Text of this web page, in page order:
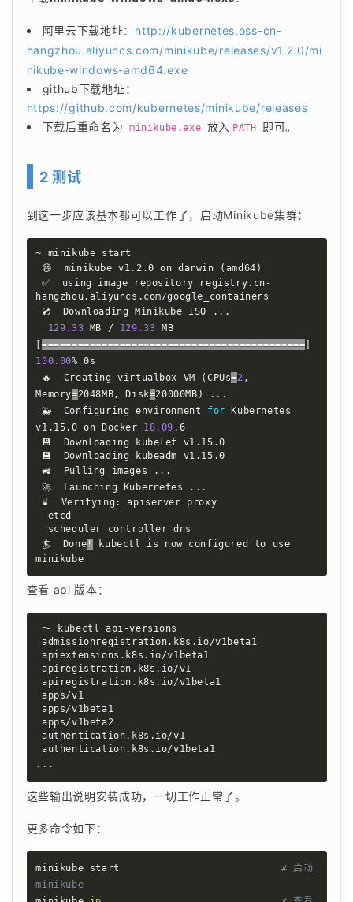
阿里云下载地址： http://kubernetes.oss-cn-
hangzhou.aliyuncs.com/minikube/releases/v1.2.0/mi
nikube-windows-amd64.exe
github下载地址：
https://github.com/kubernetes/minikube/releases
下载后重命名为
minikube.exe 放入 PATH 即可。
2 测试
到这一步应该基本都可以工作了，启动Minikube集群：
~ minikube start
😄  minikube v1.2.0 on darwin
( amd64 )
hangzhou.aliyuncs.com/google_containers
💿  Downloading Minikube ISO
.. .
129.33 MB / 129.33
============================================
100.00% 0s
🔥  Creating virtualbox VM
(CPUs=2
Memory=2048MB, Disk=20000MB ) .. .
🐳  Configuring environment for Kubernetes
v1.15.0 on Docker 18.09 .6
🚜  Pulling images
.. .
🚀  Launching Kubernetes
.. .
🏄  Done !
kubectl is now configured to use
minikube
查看 api 版本：
.. .
这些输出说明安装成功，一切工作正常了。
更多命令如下：
minikube start # 启动
minikube